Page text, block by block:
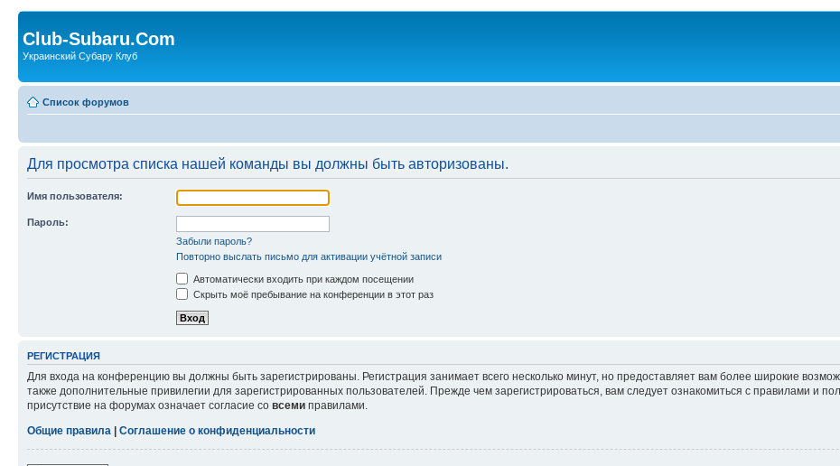
Club-Subaru.Com
Украинский Субару Клуб
Список форумов
Для просмотра списка нашей команды вы должны быть авторизованы.
Имя пользователя:
Пароль:
Забыли пароль?
Повторно выслать письмо для активации учётной записи
Автоматически входить при каждом посещении
Скрыть моё пребывание на конференции в этот раз
РЕГИСТРАЦИЯ
Для входа на конференцию вы должны быть зарегистрированы. Регистрация занимает всего несколько минут, но предоставляет вам более широкие
также дополнительные привилегии для зарегистрированных пользователей. Прежде чем зарегистрироваться, вам следует ознакомиться с правилами и
присутствие на форумах означает согласие со всеми правилами.
Общие правила
Соглашение о конфиденциальности